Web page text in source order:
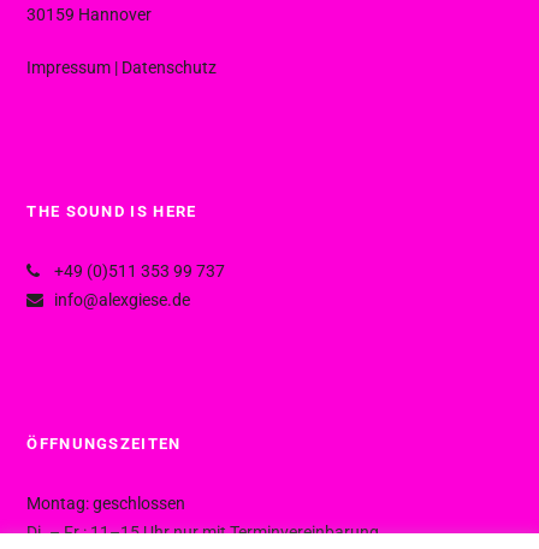
30159 Hannover
Impressum | Datenschutz
THE SOUND IS HERE
+49 (0)511 353 99 737
info@alexgiese.de
ÖFFNUNGSZEITEN
Montag: geschlossen
Di. – Fr.: 11–15 Uhr nur mit Terminvereinbarung